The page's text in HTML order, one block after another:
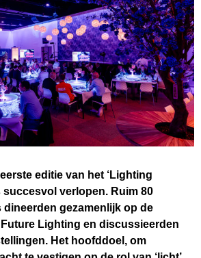
editie van het ‘Lighting
succesvol verlopen. Ruim 80
dineerden gezamenlijk op de
Lighting en discussieerden
Het hoofddoel, om